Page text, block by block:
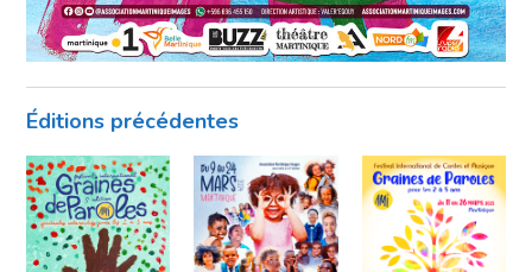
Éditions précédentes